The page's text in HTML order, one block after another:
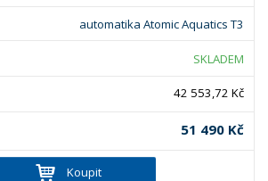
automatika Atomic Aquatics T3
SKLADEM
42 553,72 Kč
51 490 Kč
Koupit